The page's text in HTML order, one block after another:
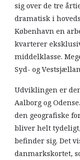
sig over de tre
dramatisk i
København en
kvarterer
middelklasse.
Syd- og
Udviklingen er
Aalborg og
den geografiske
bliver helt
befinder sig. Det
danmarkskortet,